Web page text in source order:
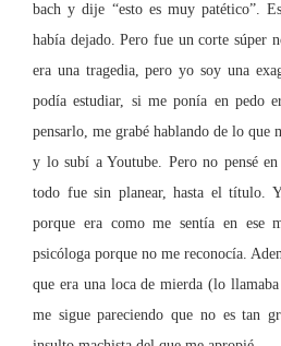
bach y dije “esto es muy patético”.
había dejado. Pero fue un corte súper
era una tragedia, pero yo soy una
podía estudiar, si me ponía en pedo
pensarlo, me grabé hablando de lo que
y lo subí a Youtube. Pero no pensé
todo fue sin planear, hasta el título.
porque era como me sentía en ese
psicóloga porque no me reconocía.
que era una loca de mierda (lo
me sigue pareciendo que no es tan